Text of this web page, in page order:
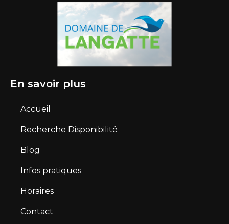
En savoir plus
Accueil
Recherche Disponibilité
Blog
Infos pratiques
Horaires
Contact